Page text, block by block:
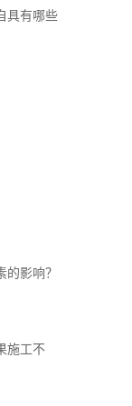
具有哪些
影响？
施工不